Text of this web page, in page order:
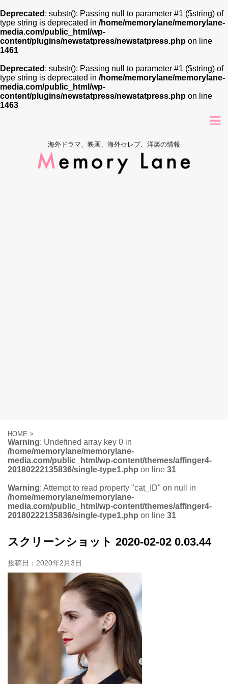
Deprecated : substr(): Passing null to parameter #1 ($string) of
type string is deprecated in /home/memorylane/memorylane-
media.com/public_html/wp-
content/plugins/newstatpress/newstatpress.php on line
1461
Deprecated : substr(): Passing null to parameter #1 ($string) of
type string is deprecated in /home/memorylane/memorylane-
media.com/public_html/wp-
content/plugins/newstatpress/newstatpress.php on line
1463
海外ドラマ、映画、海外セレブ、洋楽の情報
HOME >
Warning: Undefined array key 0 in
/home/memorylane/memorylane-
media.com/public_html/wp-content/themes/affinger4-
20180222135836/single-type1.php on line 31
Warning: Attempt to read property "cat_ID" on null in
/home/memorylane/memorylane-
media.com/public_html/wp-content/themes/affinger4-
20180222135836/single-type1.php on line 31
スクリーンショット 2020-02-02 0.03.44
投稿日： 2020年2月3日